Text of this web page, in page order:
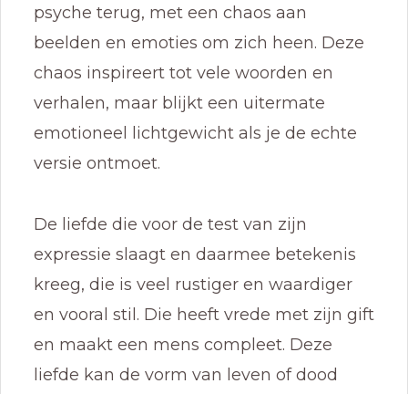
psyche terug, met een chaos aan
beelden en emoties om zich heen. Deze
chaos inspireert tot vele woorden en
verhalen, maar blijkt een uitermate
emotioneel lichtgewicht als je de echte
versie ontmoet.
De liefde die voor de test van zijn
expressie slaagt en daarmee betekenis
kreeg, die is veel rustiger en waardiger
en vooral stil. Die heeft vrede met zijn gift
en maakt een mens compleet. Deze
liefde kan de vorm van leven of dood